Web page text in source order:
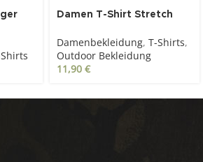
Damen T-Shirt Stretch
Damenbekleidung, T-Shirts,
Outdoor Bekleidung
11,90 €